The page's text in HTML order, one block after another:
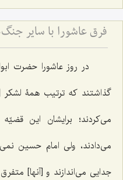
فرق عاشورا با سایر
در روز عاشورا حضرت
گذاشتند که ترتیب همۀ
می‌کردند؛ برایشان این
می‌دادند، ولی امام حسین
جدایی می‌اندازند و [آنها]